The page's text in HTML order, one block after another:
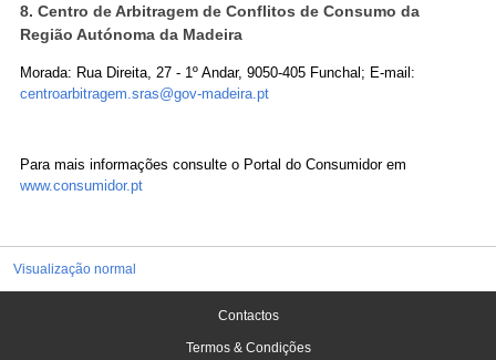
8. Centro de Arbitragem de Conflitos de Consumo da
Região Autónoma da Madeira
Morada: Rua Direita, 27 - 1º Andar, 9050-405 Funchal; E-mail:
centroarbitragem.sras@gov-madeira.pt
Para mais informações consulte o Portal do Consumidor em
www.consumidor.pt
Visualização normal
Contactos
Termos & Condições